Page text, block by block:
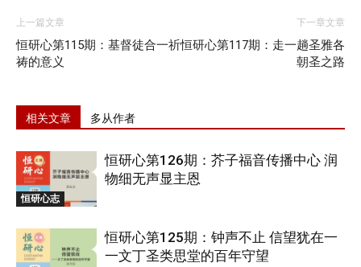
上一篇文章
恒研心第115期：基督徒合一祈
祷的意义
下一章文章
恒研心第117期：走一趟圣雅各
朝圣之路
相关文章 多从作者
恒研心志
恒研心第126期：芥子福音传播中心 润
物细无声显主恩
恒研心第125期：钟声不止 信望犹在一
一文丁圣类思堂的百年守望